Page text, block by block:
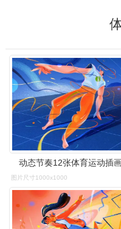
动态节奏12张体育运动插
图片尺寸1000x1000